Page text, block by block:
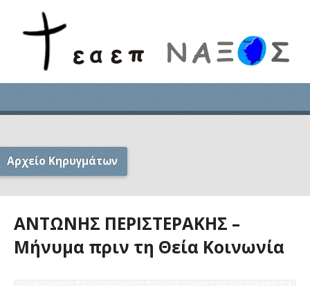
Αρχείο Κηρυγμάτων
ΑΝΤΩΝΗΣ ΠΕΡΙΣΤΕΡΑΚΗΣ –
Μήνυμα πριν τη Θεία Κοινωνία